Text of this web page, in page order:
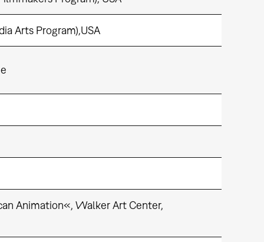
Arts Program),USA
Animation«, Walker Art Center,